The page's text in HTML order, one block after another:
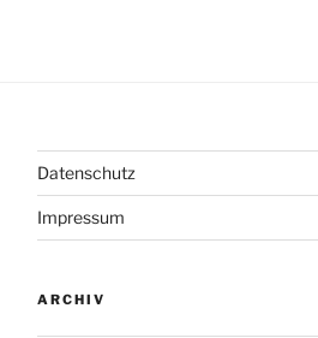
Datenschutz
Impressum
ARCHIV